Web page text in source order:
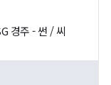
경주 - 썬 / 씨